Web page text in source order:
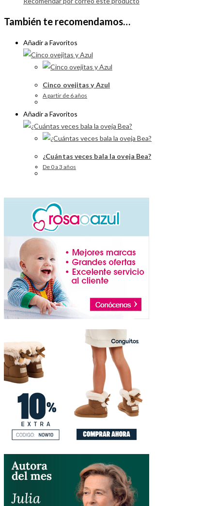
También te recomendamos…
Añadir a Favoritos
Cinco ovejitas y Azul
A partir de 6 años
Añadir a Favoritos
¿Cuántas veces bala la oveja Bea?
De 0 a 3 años